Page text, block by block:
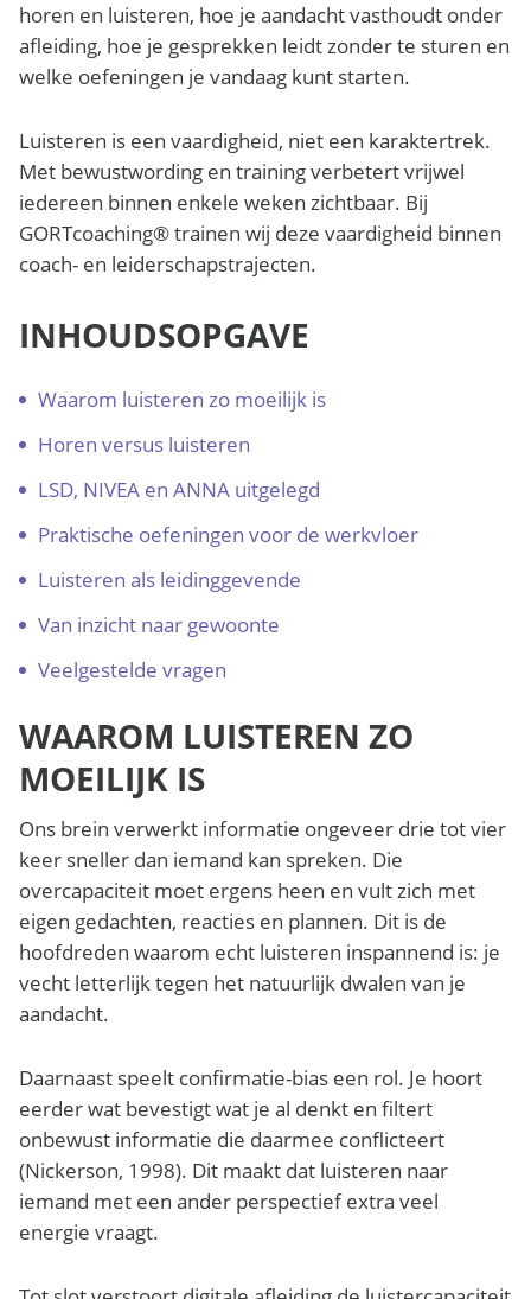
horen en luisteren, hoe je aandacht vasthoudt onder
afleiding, hoe je gesprekken leidt zonder te sturen en
welke oefeningen je vandaag kunt starten.
Luisteren is een vaardigheid, niet een karaktertrek.
Met bewustwording en training verbetert vrijwel
iedereen binnen enkele weken zichtbaar. Bij
GORTcoaching® trainen wij deze vaardigheid binnen
coach- en leiderschapstrajecten.
INHOUDSOPGAVE
Waarom luisteren zo moeilijk is
Horen versus luisteren
LSD, NIVEA en ANNA uitgelegd
Praktische oefeningen voor de werkvloer
Luisteren als leidinggevende
Van inzicht naar gewoonte
Veelgestelde vragen
WAAROM LUISTEREN ZO
MOEILIJK IS
Ons brein verwerkt informatie ongeveer drie tot vier
keer sneller dan iemand kan spreken. Die
overcapaciteit moet ergens heen en vult zich met
eigen gedachten, reacties en plannen. Dit is de
hoofdreden waarom echt luisteren inspannend is: je
vecht letterlijk tegen het natuurlijk dwalen van je
aandacht.
Daarnaast speelt confirmatie-bias een rol. Je hoort
eerder wat bevestigt wat je al denkt en filtert
onbewust informatie die daarmee conflicteert
(Nickerson, 1998). Dit maakt dat luisteren naar
iemand met een ander perspectief extra veel
energie vraagt.